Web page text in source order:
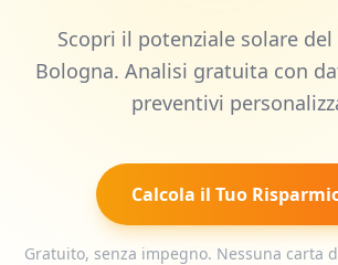
Scopri il potenziale solare
Bologna. Analisi gratuita con
preventivi
Calcola il Tuo
Gratuito, senza impegno. Nessuna carta